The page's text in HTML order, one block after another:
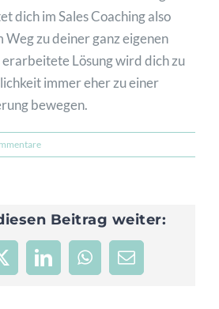
dich im Sales Coaching also
Weg zu deiner ganz eigenen
erarbeitete Lösung wird dich zu
immer eher zu einer
bewegen.
Beitrag weiter:
X LinkedInWhatsApp
E-